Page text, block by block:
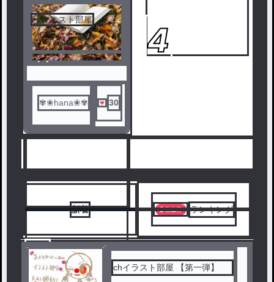
3 4
ノベ
リクエスト部屋
✾❀hana❀✾ 30
5
新着 ランキング
chイラスト部屋 【第一弾】